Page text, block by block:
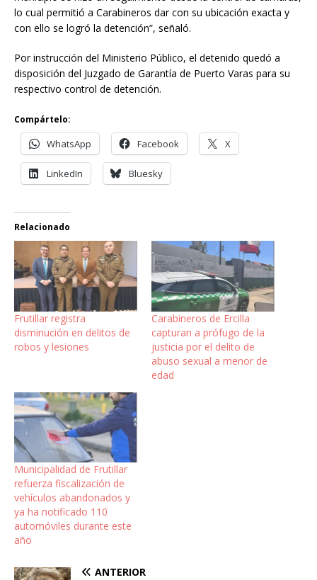
lo cual permitió a Carabineros dar con su ubicación exacta y
con ello se logró la detención”, señaló.
Por instrucción del Ministerio Público, el detenido quedó a
disposición del Juzgado de Garantía de Puerto Varas para su
respectivo control de detención.
Compártelo:
WhatsApp Facebook X
LinkedIn Bluesky
Relacionado
Frutillar registra
disminución en delitos de
robos y lesiones
Carabineros de Ercilla
capturan a prófugo de la
justicia por el delito de
abuso sexual a menor de
edad
Municipalidad de Frutillar
refuerza fiscalización de
vehículos abandonados y
ya ha notificado 110
automóviles durante este
año
ANTERIOR